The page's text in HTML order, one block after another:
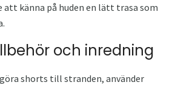
känna på huden en lätt trasa som
och inredning
shorts till stranden, använder